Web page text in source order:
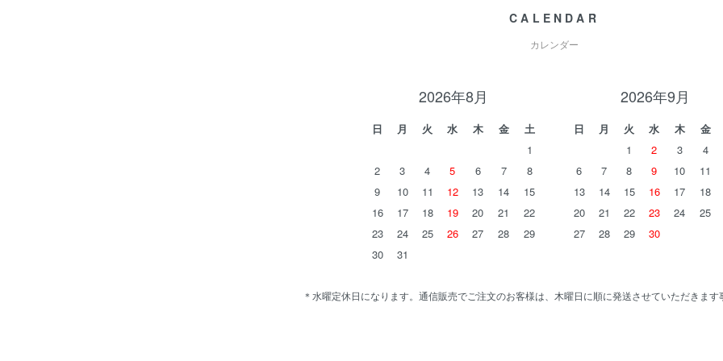
CALENDAR
カレンダー
2026年8月
日 月 火 水 木 金
土
1
2
3 4 5 6 7
8
9
10 11 12 13 14
15
16
17 18 19 20 21
22
23
24 25 26 27 28
29
30
31
2026年9月
日 月 火 水 木 金
1
2 3 4
6
7 8 9 10 11
13
14 15 16 17 18
20
21 22 23 24 25
27
28 29 30
＊水曜定休日になります。通信販売でご注文のお客様は、木曜日に順に発送させていただきます